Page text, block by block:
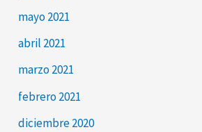
mayo 2021
abril 2021
marzo 2021
febrero 2021
diciembre 2020